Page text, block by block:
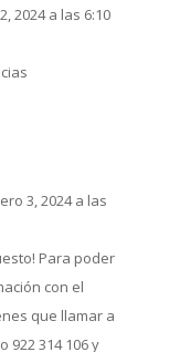
2024 a las 6:10
3, 2024 a las
Para poder
con el
que llamar a
922 314 106 y